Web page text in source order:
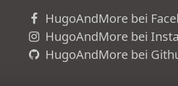
HugoAndMore bei
HugoAndMore bei
HugoAndMore bei